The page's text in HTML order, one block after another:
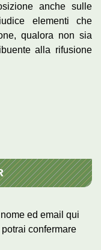
anche sulle
elementi che
qualora non sia
alla rifusione
ed email qui
confermare